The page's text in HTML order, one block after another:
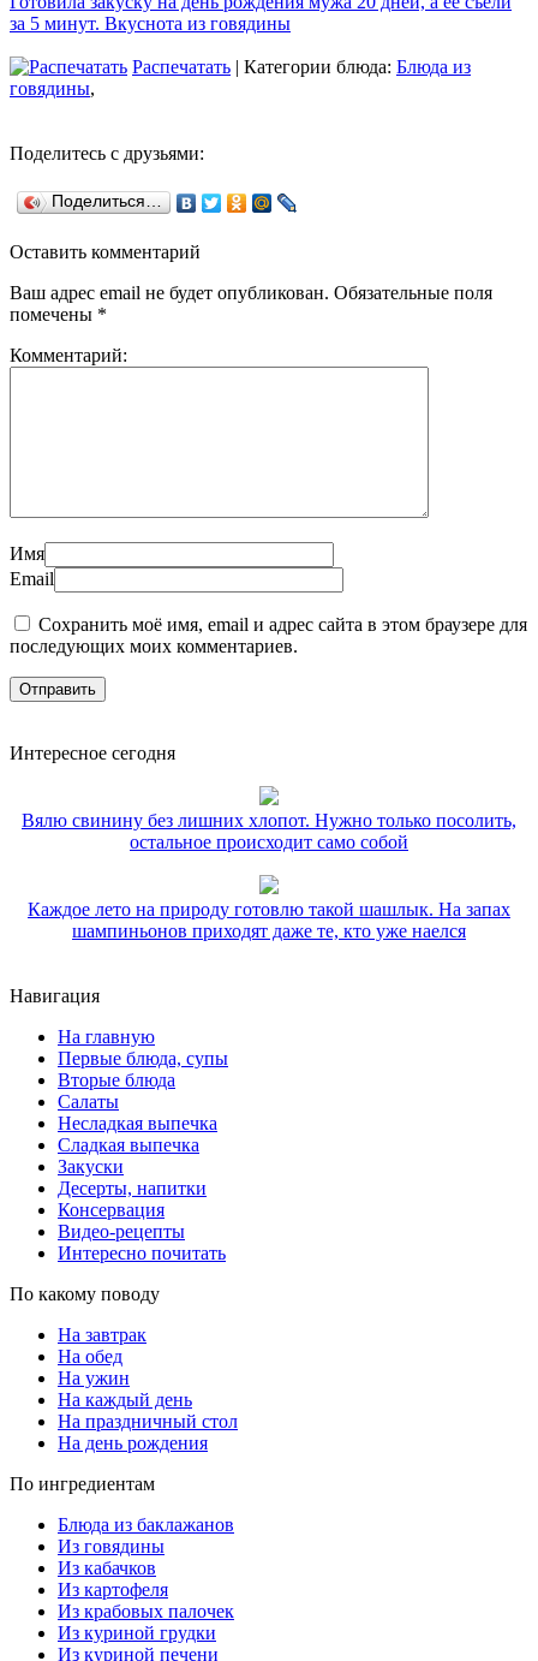
за 5 минут. Вкуснота из говядины
Распечатать | Категории блюда: Блюда из
говядины,
Поделитесь с друзьями:
Поделиться…
Оставить комментарий
Ваш адрес email не будет опубликован. Обязательные поля
помечены *
Комментарий:
Имя
Email
Сохранить моё имя, email и адрес сайта в этом браузере для
последующих моих комментариев.
Интересное сегодня
Вялю свинину без лишних хлопот. Нужно только посолить,
остальное происходит само собой
Каждое лето на природу готовлю такой шашлык. На запах
шампиньонов приходят даже те, кто уже наелся
Навигация
На главную
Первые блюда, супы
Вторые блюда
Салаты
Несладкая выпечка
Сладкая выпечка
Закуски
Десерты, напитки
Консервация
Видео-рецепты
Интересно почитать
По какому поводу
На завтрак
На обед
На ужин
На каждый день
На праздничный стол
На день рождения
По ингредиентам
Блюда из баклажанов
Из говядины
Из кабачков
Из картофеля
Из крабовых палочек
Из куриной грудки
Из куриной печени